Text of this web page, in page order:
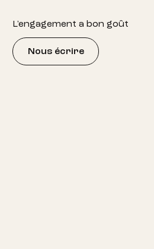
L'engagement a bon goût
Nous écrire